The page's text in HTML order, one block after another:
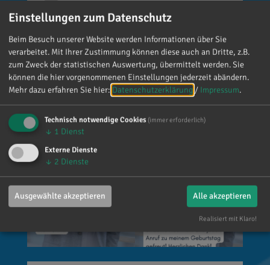
Mein meistgenutztes Wort am Samstag war:
„Danke!“ 😊 Vielen Dank für die zahlreichen
Glückwünsche, Nachrichten, Anrufe und die
vielen lieben Worte. Ich habe mich wirklich
über jede einzelne Aufmerksamkeit gefreut. Es
ist alles andere als selbstverständlich, dass sich
denken. Umso mehr weiß ich das zu schätzen.
Einstellungen zum Datenschutz
Beim Besuch unserer Website werden Informationen über Sie
verarbeitet. Mit Ihrer Zustimmung können diese auch an Dritte, z.B.
zum Zweck der statistischen Auswertung, übermittelt werden. Sie
können die hier vorgenommenen Einstellungen jederzeit abändern.
Mehr dazu erfahren Sie hier: Datenschutzerklärung / Impressum.
Technisch notwendige Cookies (immer erforderlich)
↓ 1 Dienst
Externe Dienste
↓ 2 Dienste
Ausgewählte akzeptieren Alle akzeptieren
Realisiert mit Klaro!